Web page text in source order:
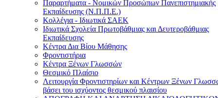
Παραρτήματα - Νομικών Προσώπων Πανεπιστημιακής
Εκπαίδευσης (Ν.Π.Π.Ε.)
Κολλέγια - Ιδιωτικά ΣΑΕΚ
Ιδιωτικά Σχολεία Πρωτοβάθμιας και Δευτεροβάθμιας
Εκπαίδευσης
Κέντρα Δια Βίου Μάθησης
Φροντιστήρια
Κέντρα Ξένων Γλωσσών
Θεσμικό Πλαίσιο
Λειτουργία Φροντιστηρίων και Κέντρων Ξένων
βάσει του ισχύοντος θεσμικού πλαισίου